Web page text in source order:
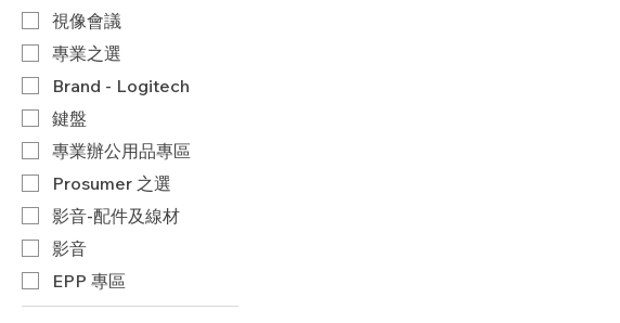
視像會議
專業之選
Brand - Logitech
鍵盤
專業辦公用品專區
Prosumer 之選
影音-配件及線材
影音
EPP 專區